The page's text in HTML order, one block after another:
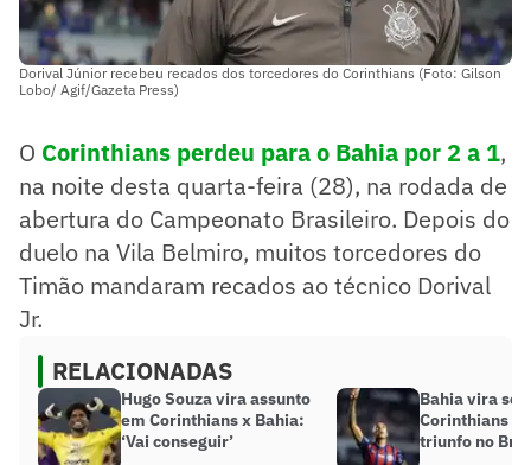
Dorival Júnior recebeu recados dos torcedores do Corinthians (Foto: Gilson
Lobo/ Agif/Gazeta Press)
O Corinthians perdeu para o Bahia por 2 a 1,
na noite desta quarta-feira (28), na rodada de
abertura do Campeonato Brasileiro. Depois do
duelo na Vila Belmiro, muitos torcedores do
Timão mandaram recados ao técnico Dorival
Jr.
RELACIONADAS
Hugo Souza vira assunto
em Corinthians x Bahia:
‘Vai conseguir’
Bahia vira
Corinthians e
triunfo no